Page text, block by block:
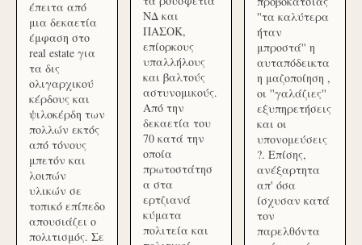
έπειτα από
μια δεκαετία
έμφαση στο
real estate για
τα δις
ολιγαρχικού
κέρδους και
ψιλοκέρδη των
πολλών εκτός
από τόνους
μπετόν και
λοιπών
υλικών σε
τοπικό επίπεδο
απουσιάζει ο
πολιτισμός. Σε
ΝΔ και
ΠΑΣΟΚ,
επίορκους
υπαλλήλους
και βαλτούς
αστυνομικούς.
Από την
δεκαετία του
70 κατά την
οποία
πρωτοστάτησ
α στα
ερτζιανά
κύματα
πολιτεία και
''τα καλύτερα
ήταν
μπροστά'' η
αυταπόδεικτα
η μαζοποίηση ,
οι ''γαλάζιες''
εξυπηρετήσεις
και οι
υπονομεύσεις
?. Επίσης,
ανέξαρτητα
απ' όσα
ίσχυσαν κατά
τον
παρελθόντα